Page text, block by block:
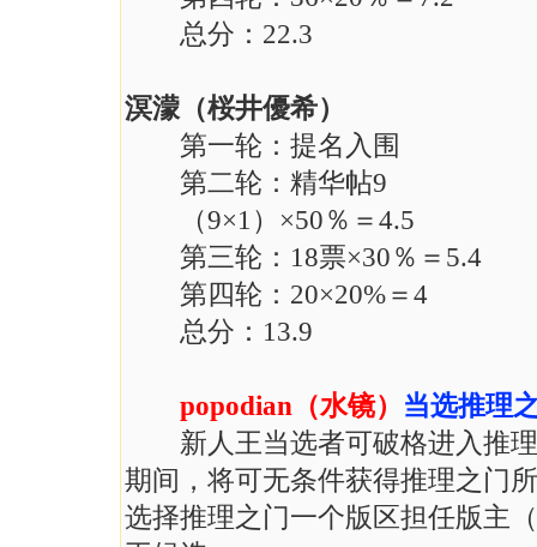
总分：22.3
溟濛（桜井優希）
第一轮：提名入围
第二轮：精华帖9
（9×1）×50％＝4.5
第三轮：18票×30％＝5.4
第四轮：20×20%＝4
总分：13.9
popodian（水镜） 当选推理
新人王当选者可破格进入推理
期间，将可无条件获得推理之门
选择推理之门一个版区担任版主